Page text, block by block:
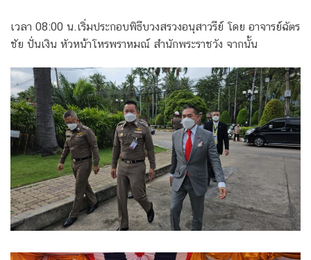
เวลา 08:00 น.เริ่มประกอบพิธีบวงสรวงอนุสาวรีย์ โดย อาจารย์ฉัตร
ชัย ปั่นเงิน หัวหน้าโหรพราหมณ์ สำนักพระราชวัง จากนั้น